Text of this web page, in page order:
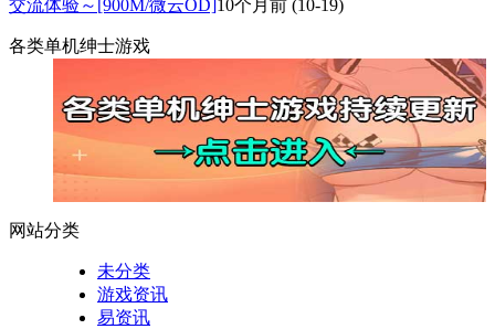
交流体验～[900M/微云OD]10个月前 (10-19)
各类单机绅士游戏
网站分类
未分类
游戏资讯
易资讯